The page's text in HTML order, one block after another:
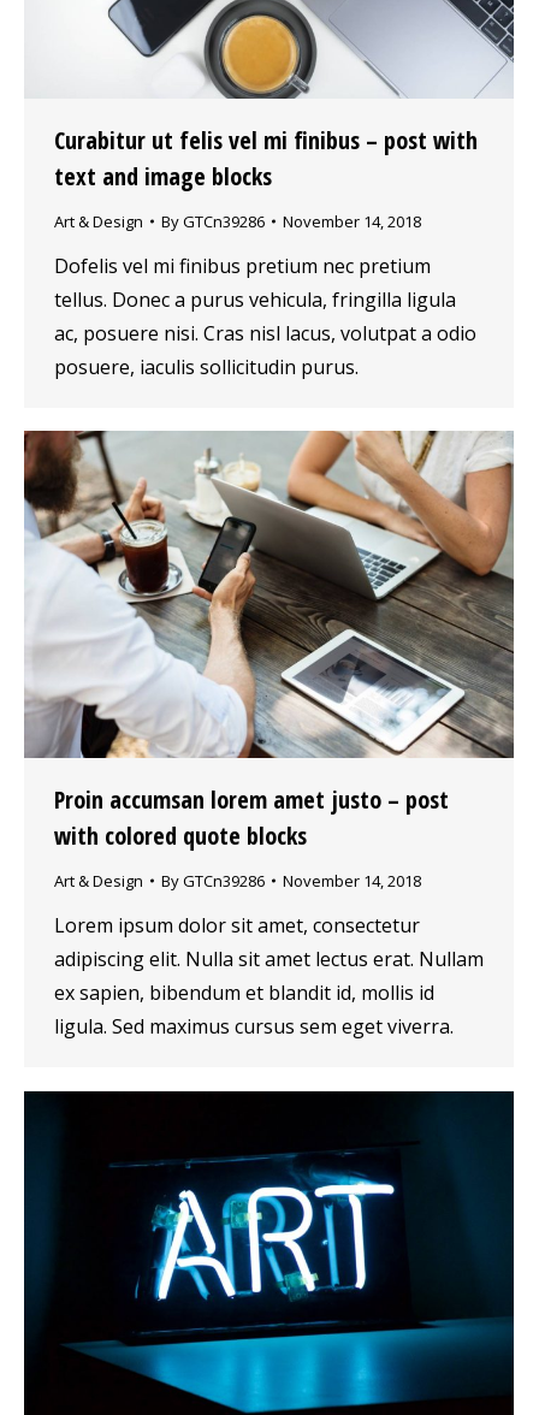
Curabitur ut felis vel mi finibus – post with
text and image blocks
Art & Design ByGTCn39286 November 14, 2018
Dofelis vel mi finibus pretium nec pretium
tellus. Donec a purus vehicula, fringilla ligula
ac, posuere nisi. Cras nisl lacus, volutpat a odio
posuere, iaculis sollicitudin purus.
Proin accumsan lorem amet justo – post
with colored quote blocks
Art & Design ByGTCn39286 November 14, 2018
Lorem ipsum dolor sit amet, consectetur
adipiscing elit. Nulla sit amet lectus erat. Nullam
ex sapien, bibendum et blandit id, mollis id
ligula. Sed maximus cursus sem eget viverra.